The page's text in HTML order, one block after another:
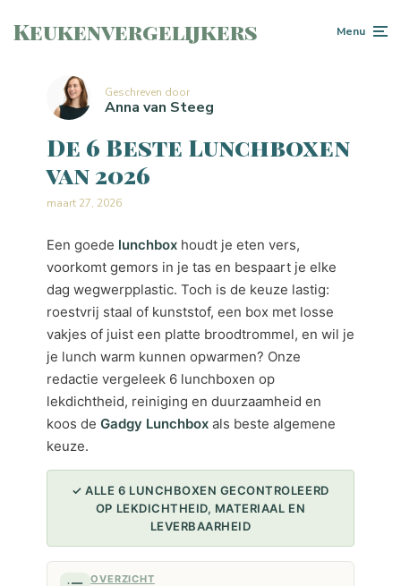
Keukenvergelijkers Menu
Geschreven door
Anna van Steeg
De 6 Beste Lunchboxen
van 2026
maart 27, 2026
Een goede lunchbox houdt je eten vers,
voorkomt gemors in je tas en bespaart je elke
dag wegwerpplastic. Toch is de keuze lastig:
roestvrij staal of kunststof, een box met losse
vakjes of juist een platte broodtrommel, en wil je
je lunch warm kunnen opwarmen? Onze
redactie vergeleek 6 lunchboxen op
lekdichtheid, reiniging en duurzaamheid en
koos de Gadgy Lunchbox als beste algemene
keuze.
✓ ALLE 6 LUNCHBOXEN GECONTROLEERD
OP LEKDICHTHEID, MATERIAAL EN
LEVERBAARHEID
OVERZICHT